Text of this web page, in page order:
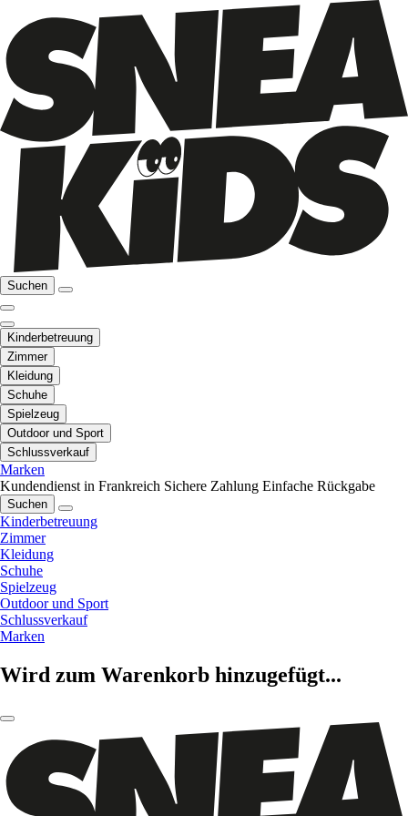
Suchen
Kinderbetreuung
Zimmer
Kleidung
Schuhe
Spielzeug
Outdoor und Sport
Schlussverkauf
Marken
Kundendienst in Frankreich Sichere Zahlung Einfache Rückgabe
Suchen
Kinderbetreuung
Zimmer
Kleidung
Schuhe
Spielzeug
Outdoor und Sport
Schlussverkauf
Marken
Wird zum Warenkorb hinzugefügt...